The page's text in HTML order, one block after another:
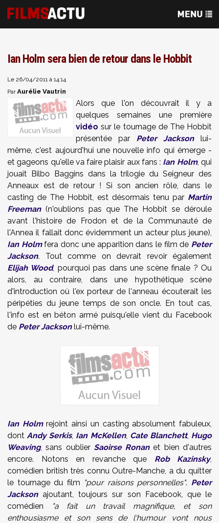
Ian Holm sera bien de retour dans le Hobbit
Le 26/04/2011 à 14:14
ParAurélie Vautrin
Alors que l'on découvrait il y a
quelques semaines une première
vidéo sur le tournage de The Hobbit
présentée par Peter Jacksonlui-
même, c'est aujourd'hui une nouvelle info qui émerge -
et gageons qu'elle va faire plaisir aux fans : Ian Holm, qui
jouait Bilbo Baggins dans la trilogie du Seigneur des
Anneaux est de retour ! Si son ancien rôle, dans le
casting de The Hobbit, est désormais tenu par Martin
Freeman(n'oublions pas que The Hobbit se déroule
avant l'histoire de Frodon et de la Communauté de
l'Annea il fallait donc évidemment un acteur plus jeune),
Ian Holmfera donc une apparition dans le film de Peter
Jackson. Tout comme on devrait revoir également
Elijah Wood, pourquoi pas dans une scène finale ? Ou
alors, au contraire, dans une hypothétique scène
d'introduction où l'ex porteur de l'anneau écouterait les
péripéties du jeune temps de son oncle. En tout cas,
l'info est en béton armé puisqu'elle vient du Facebook
de Peter Jacksonlui-même.
Ian Holmrejoint ainsi un casting absolument fabuleux,
dontAndy Serkis, Ian McKellen, Cate Blanchett, Hugo
Weaving, sans oublier Saoirse Ronanet bien d'autres
encore. Notons en revanche que Rob Kazinsky,
comédien british très connu Outre-Manche, a du quitter
le tournage du film "pour raisons personnelles". Peter
Jacksonajoutant, toujours sur son Facebook, que le
comédien "a fait un travail magnifique, et son
enthousiasme et son sens de l'humour vont nous